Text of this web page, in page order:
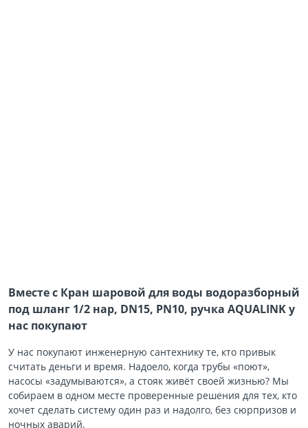
Вместе с Кран шаровой для воды водоразборный
под шланг 1/2 нар, DN15, PN10, ручка AQUALINK у
нас покупают
У нас покупают инженерную сантехнику те, кто привык
считать деньги и время. Надоело, когда трубы «поют»,
насосы «задумываются», а стояк живёт своей жизнью? Мы
собираем в одном месте проверенные решения для тех, кто
хочет сделать систему один раз и надолго, без сюрпризов и
ночных аварий.